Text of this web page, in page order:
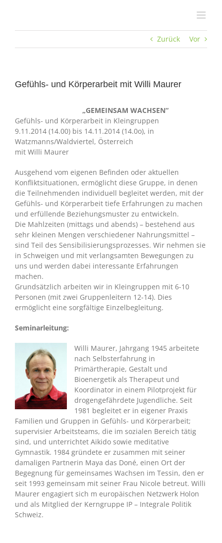
Zurück
Vor
Gefühls- und Körperarbeit mit Willi Maurer
„GEMEINSAM WACHSEN“
Gefühls- und Körperarbeit in Kleingruppen
9.11.2014 (14.00) bis 14.11.2014 (14.0o), in
Watzmanns/Waldviertel, Österreich
mit Willi Maurer
Ausgehend vom eigenen Befinden oder aktuellen
Konfliktsituationen, ermöglicht diese Gruppe, in denen
die Teilnehmenden individuell begleitet werden, mit der
Gefühls- und Körperarbeit tiefe Erfahrungen zu machen
und erfüllende Beziehungsmuster zu entwickeln.
Die Mahlzeiten (mittags und abends) – bestehend aus
sehr kleinen Mengen verschiedener Nahrungsmittel –
sind Teil des Sensibilisierungsprozesses. Wir nehmen sie
in Schweigen und mit verlangsamten Bewegungen zu
uns und werden dabei interessante Erfahrungen
machen.
Grundsätzlich arbeiten wir in Kleingruppen mit 6-10
Personen (mit zwei Gruppenleitern 12-14). Dies
ermöglicht eine sorgfältige Einzelbegleitung.
Seminarleitung:
Willi Maurer, Jahrgang 1945 arbeitete
nach Selbsterfahrung in
Primärtherapie, Gestalt und
Bioenergetik als Therapeut und
Koordinator in einem Pilotprojekt für
drogengefährdete Jugendliche. Seit
1981 begleitet er in eigener Praxis
Familien und Gruppen in Gefühls- und Körperarbeit;
supervisier Arbeitsteams, die im sozialen Bereich tätig
sind, und unterrichtet Aikido sowie meditative
Gymnastik. 1984 gründete er zusammen mit seiner
damaligen Partnerin Maya das Doné, einen Ort der
Begegnung für gemeinsames Wachsen im Tessin, den er
seit 1993 gemeinsam mit seiner Frau Nicole betreut. Willi
Maurer engagiert sich m europäischen Netzwerk Holon
und als Mitglied der Kerngruppe IP – Integrale Politik
Schweiz.